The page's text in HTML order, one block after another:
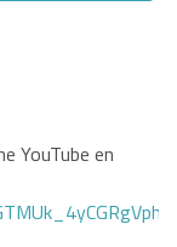
YouTube en